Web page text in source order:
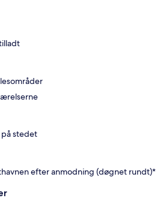
stedet
efter anmodning (døgnet rundt)*